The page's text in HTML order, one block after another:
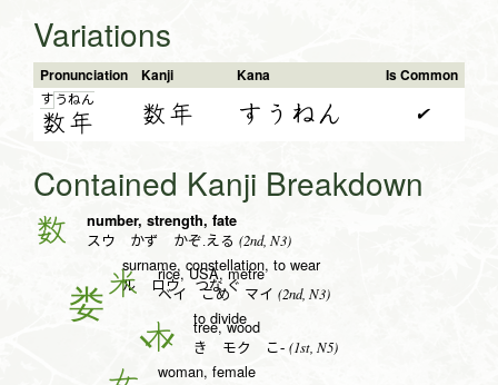
Variations
Pronunciation Kanji Kana Is Common
す う
数
ねん
年 数年 すうねん ✔
Contained Kanji Breakdown
数 number, strength, fate
スウ かず かぞ.える (2nd, N3)
surname, constellation, to wear
ル ロウ つな.ぐ
米 rice, USA, metre
ベイ こめ マイ (2nd, N3)
to divide
木 tree, wood
き モク こ- (1st, N5)
woman, female